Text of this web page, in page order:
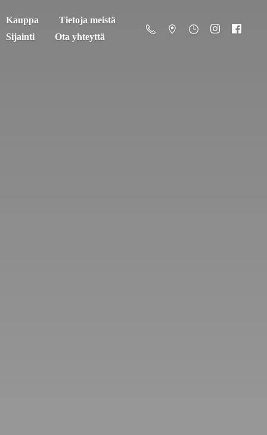
Kauppa
Tietoja meistä
Sijainti
Ota yhteyttä